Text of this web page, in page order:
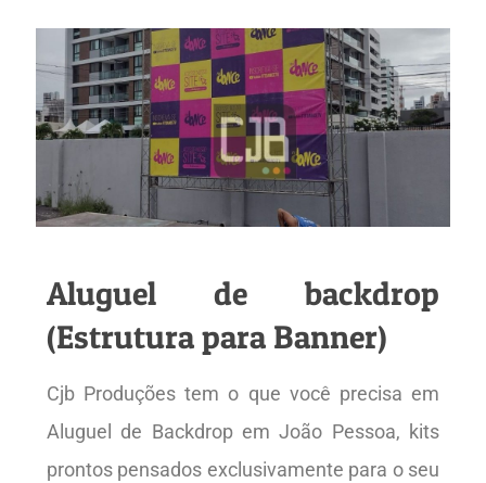
Aluguel de backdrop
(Estrutura para Banner)
Cjb Produções tem o que você precisa em
Aluguel de Backdrop em João Pessoa, kits
prontos pensados exclusivamente para o seu